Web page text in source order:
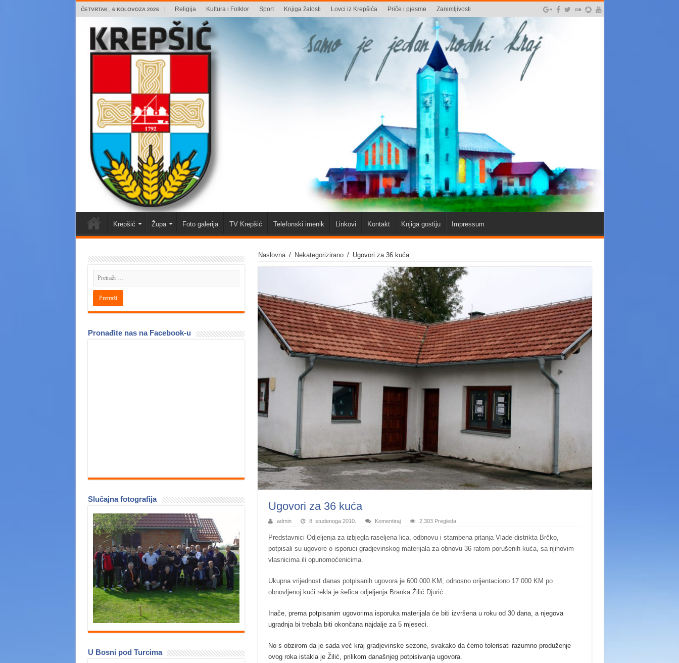
ČETVRTAK , 6 KOLOVOZA 2026 Religija Kultura i Folklor Sport Knjiga žalosti Lovci iz Krepšića Priče i pjesme Zanimljivosti
Krepšić Župa Foto galerija TV Krepšić Telefonski imenik Linkovi Kontakt Knjiga gostiju Impressum
Naslovna / Nekategorizirano / Ugovori za 36 kuća
Ugovori za 36 kuća
admin 8. studenoga 2010. Komentiraj 2,303 Pregleda
Predstavnici Odjeljenja za izbjegla raseljena lica, odbnovu i stambena pitanja Vlade-distrikta Brčko,
potpisali su ugovore o isporuci gradjevinskog materijala za obnovu 36 ratom porušenih kuća, sa njihovim
vlasnicima ili opunomoćenicima.
Ukupna vrijednost danas potpisanih ugovora je 600.000 KM, odnosno orijentaciono 17 000 KM po
obnovljenoj kući rekla je šefica odjeljenja Branka Žilić Djurić.
Inače, prema potpisanim ugovorima isporuka materijala će biti izvršena u roku od 30 dana, a njegova
ugradnja bi trebala biti okončana najdalje za 5 mjeseci.
No s obzirom da je sada već kraj gradjevinske sezone, svakako da ćemo tolerisati razumno produženje
ovog roka istakla je Žilić, prilikom današnjeg potpisivanja ugovora.
Pronađite nas na Facebook-u
Slučajna fotografija
U Bosni pod Turcima